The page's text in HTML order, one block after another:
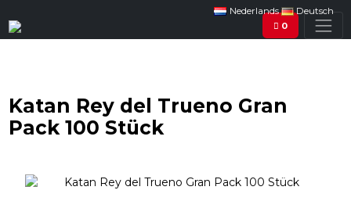
Nederlands
Deutsch
0
Katan Rey del Trueno Gran
Pack 100 Stück